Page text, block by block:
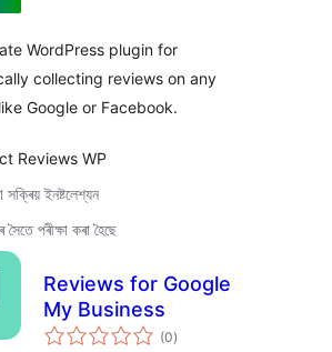
WordPress plugin for
collecting reviews on any
Google or Facebook.
Reviews WP
ইনষ্টলেশ্যন
পৰীক্ষা কৰা হৈছে
Reviews for Google
My Business
(0টা
মুঠ)